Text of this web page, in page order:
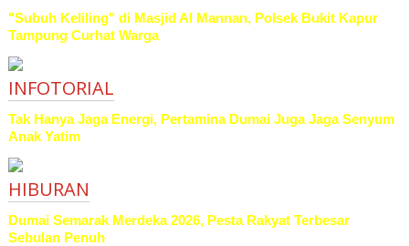
"Subuh Keliling" di Masjid Al Mannan, Polsek Bukit Kapur
Tampung Curhat Warga
INFOTORIAL
Tak Hanya Jaga Energi, Pertamina Dumai Juga Jaga Senyum
Anak Yatim
HIBURAN
Dumai Semarak Merdeka 2026, Pesta Rakyat Terbesar
Sebulan Penuh